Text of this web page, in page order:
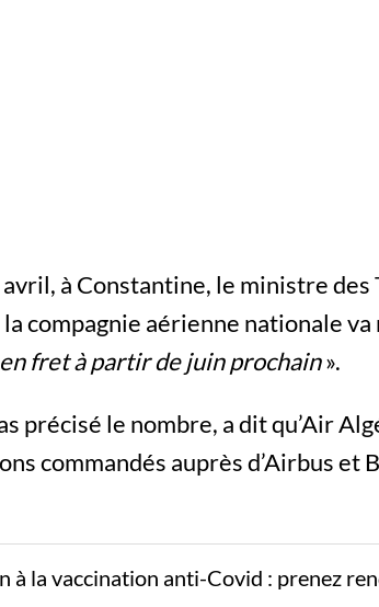
à Constantine, le ministre des
compagnie aérienne nationale va
fret à partir de juin prochain».
précisé le nombre, a dit qu’Air
commandés auprès d’Airbus et
à la vaccination anti-Covid : prenez